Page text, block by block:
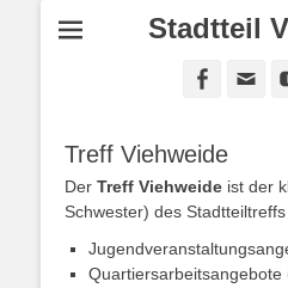
Stadtteil
Treff Viehweide
Der Treff Viehweide ist der
Schwester) des